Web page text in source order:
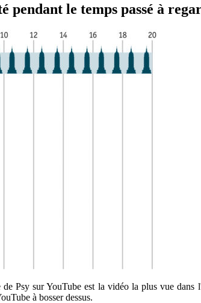
pendant le temps passé à
Psy sur YouTube est la vidéo la plus vue
à bosser dessus.